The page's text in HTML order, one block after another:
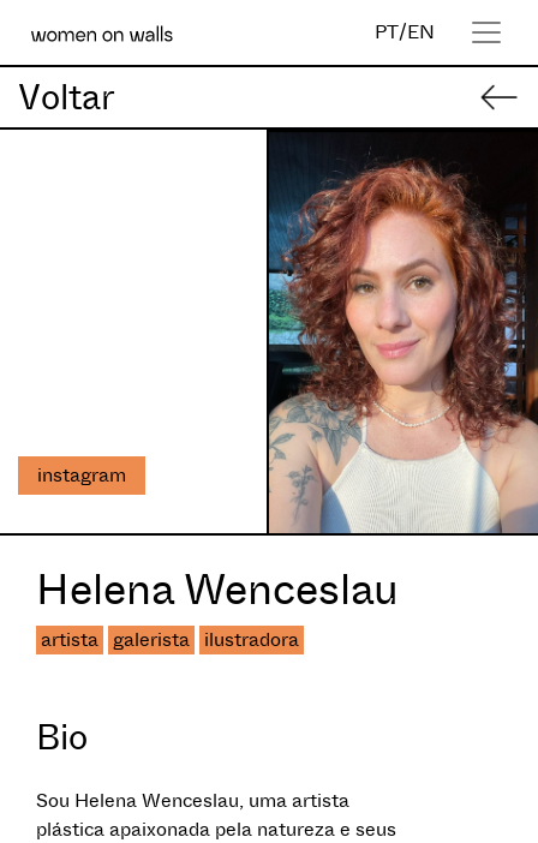
PT/EN
Voltar
instagram
Helena Wenceslau
artista galerista ilustradora
Bio
Sou Helena Wenceslau, uma artista
plástica apaixonada pela natureza e seus